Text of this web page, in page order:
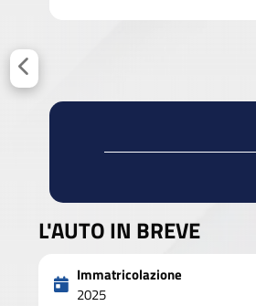
L'AUTO IN BREVE
Immatricolazione
2025